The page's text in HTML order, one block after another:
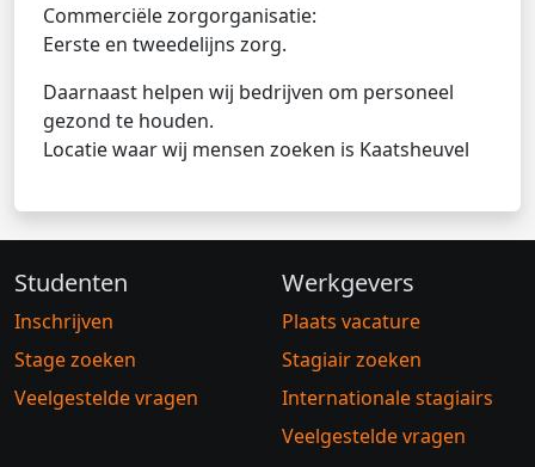
Commerciële zorgorganisatie:
Eerste en tweedelijns zorg.
Daarnaast helpen wij bedrijven om personeel
gezond te houden.
Locatie waar wij mensen zoeken is Kaatsheuvel
Studenten
Inschrijven
Stage zoeken
Veelgestelde vragen
Werkgevers
Plaats vacature
Stagiair zoeken
Internationale stagiairs
Veelgestelde vragen